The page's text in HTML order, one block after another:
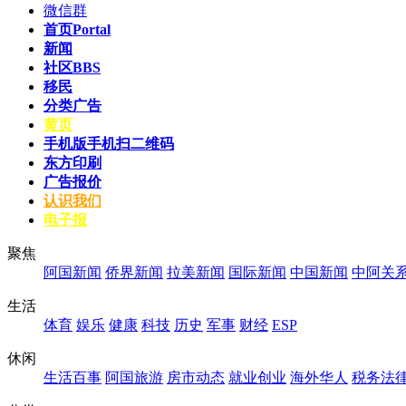
微信群
首页Portal
新闻
社区BBS
移民
分类广告
黄页
手机版手机扫二维码
东方印刷
广告报价
认识我们
电子报
聚焦
阿国新闻 侨界新闻 拉美新闻 国际新闻 中国新闻 中阿关
生活
体育 娱乐 健康 科技 历史 军事 财经 ESP
休闲
生活百事 阿国旅游 房市动态 就业创业 海外华人 税务法